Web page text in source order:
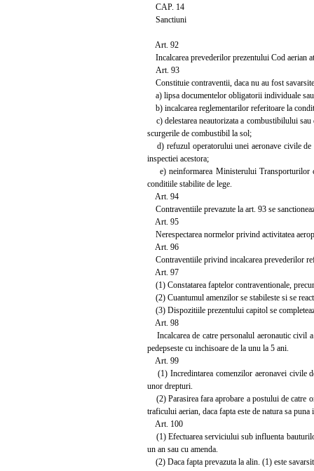
CAP. 14
Sanctiuni
Art. 92
Incalcarea prevederilor prezentului Cod aerian
Art. 93
Constituie contraventii, daca nu au fost
a) lipsa documentelor obligatorii individuale
b) incalcarea reglementarilor referitoare la
c) delestarea neautorizata a combustibilului
scurgerile de combustibil la sol;
d) refuzul operatorului unei aeronave civile de
inspectiei acestora;
e) neinformarea Ministerului Transporturilor
conditiile stabilite de lege.
Art. 94
Contraventiile prevazute la art. 93 se
Art. 95
Nerespectarea normelor privind activitatea
Art. 96
Contraventiile privind incalcarea prevederilor
Art. 97
(1) Constatarea faptelor contraventionale,
(2) Cuantumul amenzilor se stabileste si se
(3) Dispozitiile prezentului capitol se
Art. 98
Incalcarea de catre personalul aeronautic civil
pedepseste cu inchisoare de la unu la 5 ani.
Art. 99
(1) Incredintarea comenzilor aeronavei civile
unor drepturi.
(2) Parasirea fara aprobare a postului de catre
traficului aerian, daca fapta este de natura sa
Art. 100
(1) Efectuarea serviciului sub influenta
un an sau cu amenda.
(2) Daca fapta prevazuta la alin. (1) este